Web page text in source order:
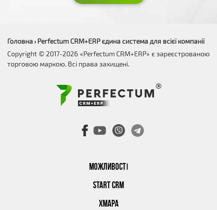
МОЖЛИВОСТІ
START CRM
ХМАРА
Головна › Perfectum CRM+ERP єдина система для всієї компанії
Copyright © 2017-2026 «Perfectum CRM+ERP» є зареєстрованою
торговою маркою. Всі права захищені.